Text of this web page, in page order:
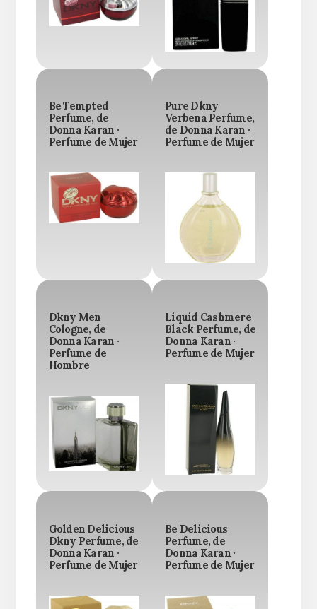
Be Tempted
Perfume, de
Donna Karan ·
Perfume de Mujer
Pure Dkny
Verbena Perfume,
de Donna Karan ·
Perfume de Mujer
Dkny Men
Cologne, de
Donna Karan ·
Perfume de
Hombre
Liquid Cashmere
Black Perfume, de
Donna Karan ·
Perfume de Mujer
Golden Delicious
Dkny Perfume, de
Donna Karan ·
Perfume de Mujer
Be Delicious
Perfume, de
Donna Karan ·
Perfume de Mujer